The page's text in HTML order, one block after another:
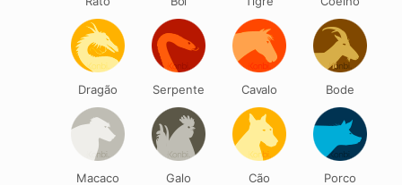
Dragão Serpente Cavalo Bode
Macaco Galo Cão Porco